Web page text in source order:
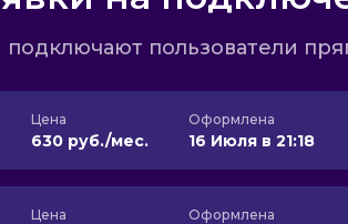
пользователи
Цена
630 руб./мес.
Оформлена
16 Июля в 21:18
Цена Оформлена